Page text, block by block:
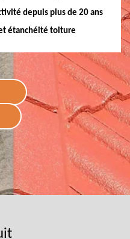
depuis plus de 20 ans
étanchéité toiture